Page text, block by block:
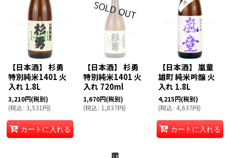
【日本酒】 杉勇
特別純米1401 火
入れ 1.8L
3,210円(税別)
(税込: 3,531円)
カートに入れる
【日本酒】 杉勇
特別純米1401 火
入れ 720ml
1,670円(税別)
(税込: 1,837円)
【日本酒】 嵐童
雄町 純米吟醸 火
入れ 1.8L
4,215円(税別)
(税込: 4,637円)
カートに入れる